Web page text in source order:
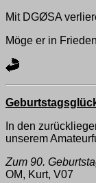
Mit DGØSA
Möge er in
In den
unserem
Zum 90.
OM, Kurt, V07